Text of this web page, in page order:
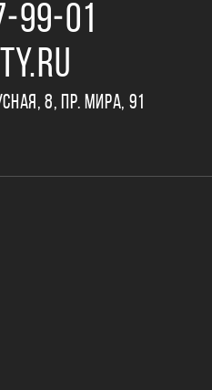
8, ПР. МИРА, 91